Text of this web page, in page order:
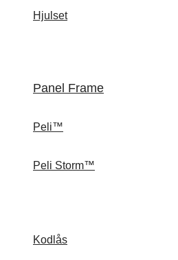
Hjulset
Panel Frame
Peli™
Peli Storm™
Kodlås